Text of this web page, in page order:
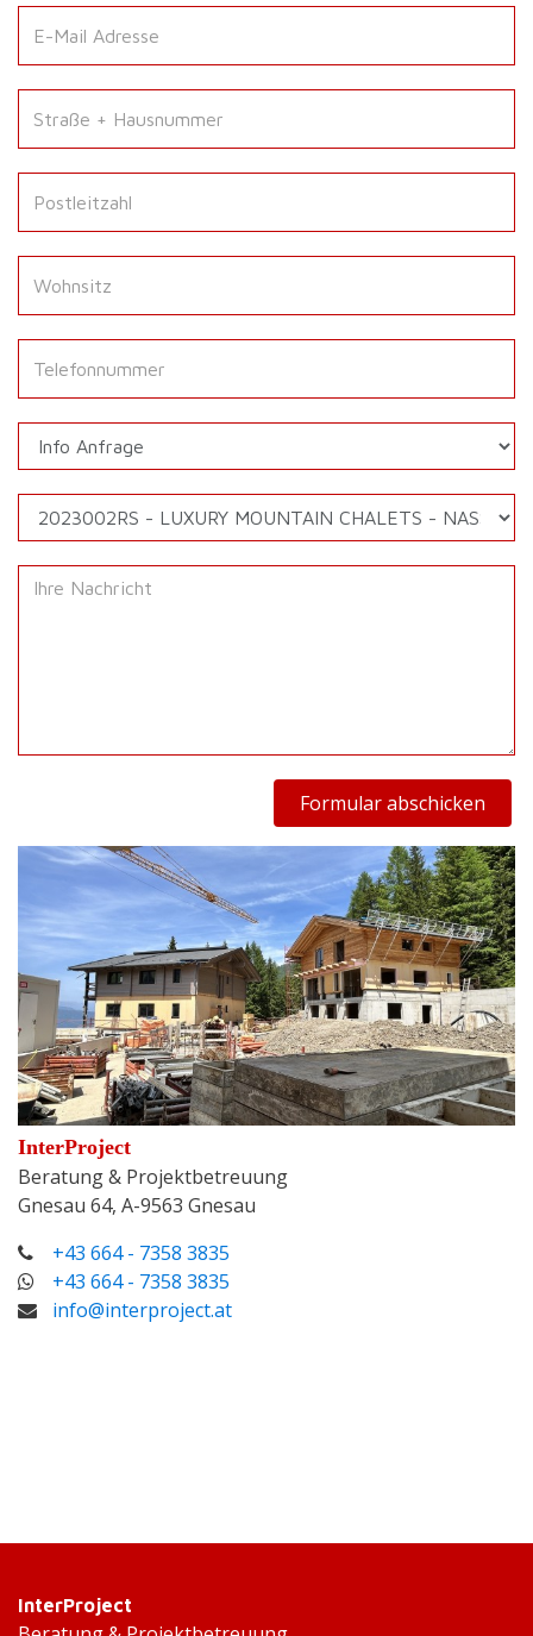
Formular abschicken
InterProject
Beratung & Projektbetreuung
Gnesau 64, A-9563 Gnesau
+43 664 - 7358 3835
+43 664 - 7358 3835
info@interproject.at
InterProject